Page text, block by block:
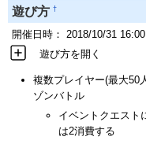
遊び方 †
開催日時： 2018/10/31
遊び方を開く
複数プレイヤー(最大50
ゾンバトル
イベントクエスト
は2消費する